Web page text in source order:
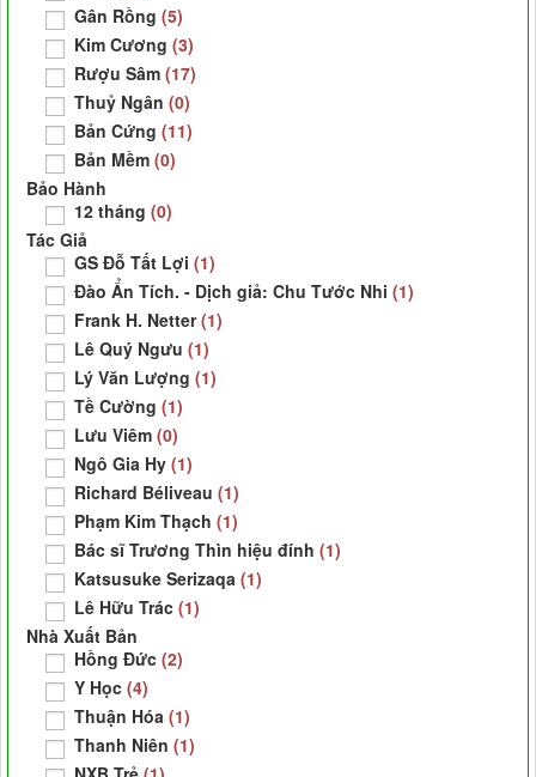
Gân Rồng (5)
Kim Cương (3)
Rượu Sâm (17)
Thuỷ Ngân (0)
Bản Cứng (11)
Bản Mềm (0)
Bảo Hành
12 tháng (0)
Tác Giả
GS Đỗ Tất Lợi (1)
Đào Ẩn Tích. - Dịch giả: Chu Tước Nhi (1)
Frank H. Netter(1)
Lê Quý Ngưu (1)
Lý Văn Lượng (1)
Tề Cường (1)
Lưu Viêm (0)
Ngô Gia Hy (1)
Richard Béliveau (1)
Phạm Kim Thạch (1)
Bác sĩ Trương Thìn hiệu đính (1)
Katsusuke Serizaqa (1)
Lê Hữu Trác (1)
Nhà Xuất Bản
Hồng Đức (2)
Y Học (4)
Thuận Hóa (1)
Thanh Niên (1)